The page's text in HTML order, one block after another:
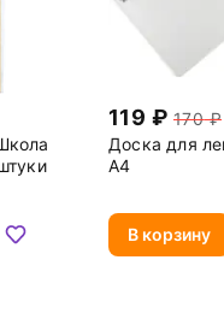
119
170
Доска для
А4
В корзину